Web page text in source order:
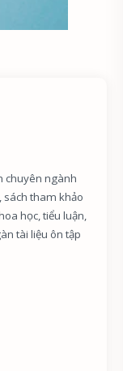
chuyên ngành
tham khảo
học, tiểu luận,
tài liệu ôn tập